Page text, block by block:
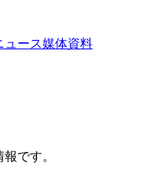
ュース媒体資料
です。